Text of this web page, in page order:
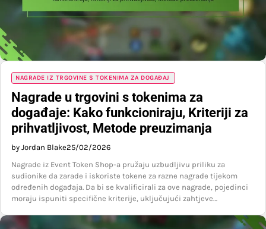
NAGRADE IZ TRGOVINE S TOKENIMA ZA DOGAĐAJ
Nagrade u trgovini s tokenima za
događaje: Kako funkcioniraju, Kriteriji za
prihvatljivost, Metode preuzimanja
by Jordan Blake25/02/2026
Nagrade iz Event Token Shop-a pružaju uzbudljivu priliku za
sudionike da zarade i iskoriste tokene za razne nagrade tijekom
određenih događaja. Da bi se kvalificirali za ove nagrade, pojedinci
moraju ispuniti specifične kriterije, uključujući zahtjeve…